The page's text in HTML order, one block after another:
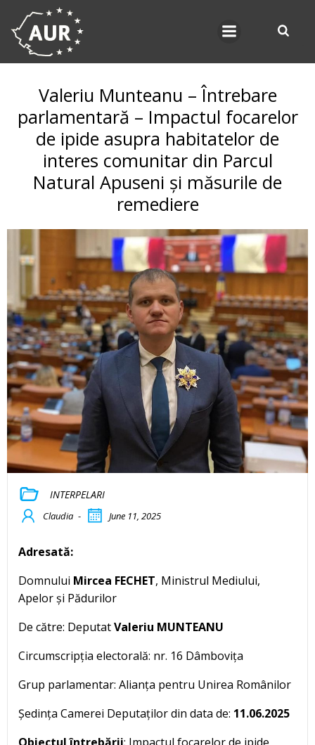
Valeriu Munteanu – Întrebare
parlamentară – Impactul focarelor
de ipide asupra habitatelor de
interes comunitar din Parcul
Natural Apuseni și măsurile de
remediere
INTERPELARI
Claudia - June 11, 2025
Adresată:
Domnului Mircea FECHET, Ministrul Mediului,
Apelor și Pădurilor
De către: DeputatValeriu MUNTEANU
Circumscripția electorală: nr. 16 Dâmbovița
Grup parlamentar: Alianța pentru Unirea Românilor
Ședința Camerei Deputaților din data de: 11.06.2025